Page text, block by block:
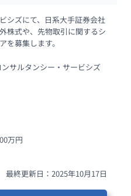
シズにて、日系大手証券会社
株式や、先物取引に関するシ
を募集します。
サルタンシー・サービシズ
万円
最終更新日：2025年10月17日